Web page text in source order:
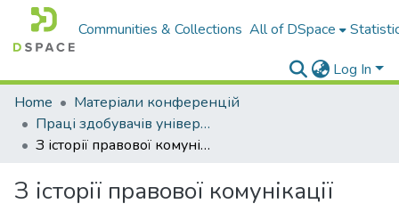
Communities & Collections All of DSpace
Log In
Home
Матеріали конференцій
Праці здобувачів університету
З історії правової комунікації
З історії правової комунікації